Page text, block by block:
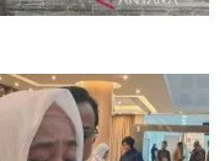
prakirakan hujan ringan terjadi